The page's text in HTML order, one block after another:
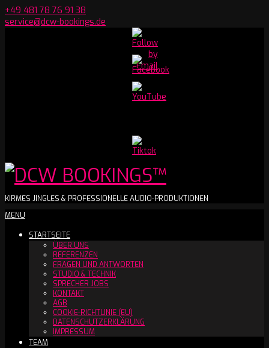
Skip
to
+49 481 78 76 91 38
service@dcw-bookings.de
Youtube
Channel
DCW
BOOKINGS™
KIRMES JINGLES & PROFESSIONELLE AUDIO-PRODUKTIONEN
Secondary
Menu
MENU
STARTSEITE
ÜBER UNS
REFERENZEN
FRAGEN UND ANTWORTEN
STUDIO & TECHNIK
SPRECHER JOBS
KONTAKT
AGB
COOKIE-RICHTLINIE (EU)
DATENSCHUTZERKLÄRUNG
IMPRESSUM
TEAM